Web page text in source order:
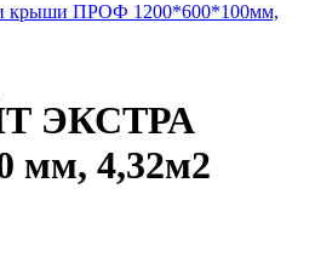
ПРОФ 1200*600*100мм,
ЭКСТРА
мм, 4,32м2